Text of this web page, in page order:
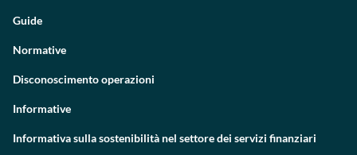
Guide
Normative
Disconoscimento operazioni
Informative
Informativa sulla sostenibilità nel settore dei servizi finanziari